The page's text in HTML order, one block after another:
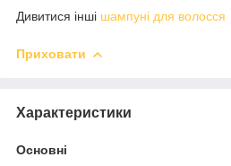
Дивитися інші шампуні для волосся
Приховати
Характеристики
Основні